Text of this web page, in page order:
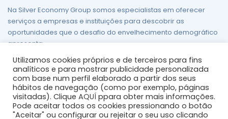
Na Silver Economy Group somos especialistas em oferecer
serviços a empresas e instituições para descobrir as
oportunidades que o desafio do envelhecimento demográfico
apresenta.
Aviso legal/Política de Privacidade/Política de Cookies/
Mapa do site
Utilizamos cookies próprios e de terceiros para fins
analíticos e para mostrar publicidade personalizada
com base num perfil elaborado a partir dos seus
hábitos de navegação (como por exemplo, páginas
visitadas). Clique AQUÍ ppara obter mais informações.
Pode aceitar todos os cookies pressionando o botão
"Aceitar" ou configurar ou rejeitar o seu uso clicando